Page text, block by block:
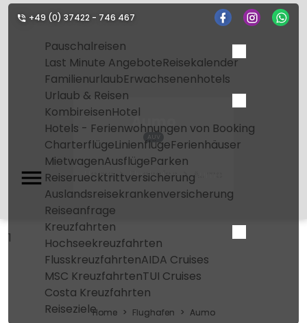
+49 (0) 37422 - 746 467
Pauschalreisen
Last Minute AngeboteReisekalender
FamilienurlaubErwachsenenhotels
Urlaub & Reisen
KombireisenHotel
Hotels - Ferienwohnungen von Booking
CharterflügeLinienflügeFerienhäuser
MietwagenAusflügeParken
Reiseruecktrittversicherung
Auslandsreisekrankenversicherung
Reiseanfrage
Kreuzfahrten
Hochseekreuzfahrten
FlusskreuzfahrtenAIDA Cruises
MSC KreuzfahrtenTUI Cruises
Costa Kreuzfahrten
Reiseziele
Aumo
AUV
Home Flughafen Aumo
1
Home Flughafen Aumo